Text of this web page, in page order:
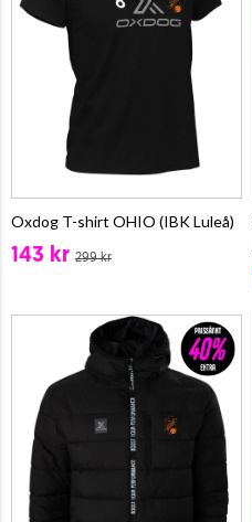
Oxdog T-shirt OHIO (IBK Luleå)
143 kr 299 kr